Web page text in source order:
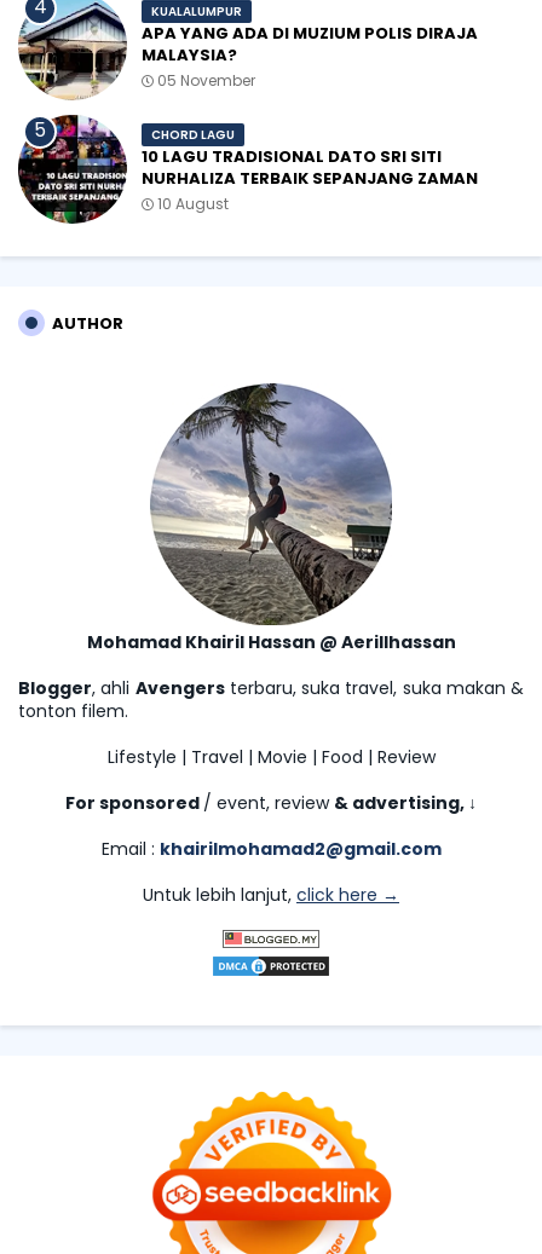
KUALALUMPUR
APA YANG ADA DI MUZIUM POLIS DIRAJA
MALAYSIA?
05 November
CHORD LAGU
10 LAGU TRADISIONAL DATO SRI SITI
NURHALIZA TERBAIK SEPANJANG ZAMAN
10 August
AUTHOR
Mohamad Khairil Hassan @ Aerillhassan
Blogger, ahli Avengersterbaru, suka travel, suka makan &
tonton filem.
Lifestyle | Travel | Movie | Food | Review
For sponsored / event, review & advertising, ↓
Email : khairilmohamad2@gmail.com
Untuk lebih lanjut, click here →